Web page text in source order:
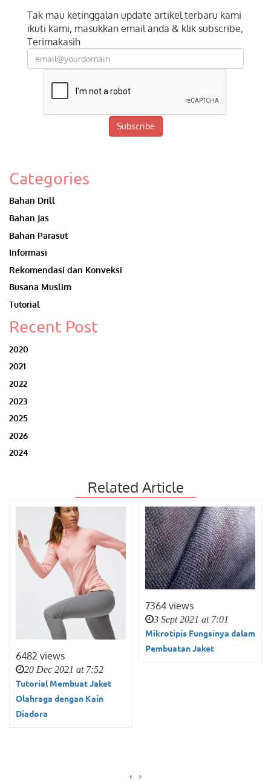
Tak mau ketinggalan update artikel terbaru kami
ikuti kami, masukkan email anda & klik subscribe,
Terimakasih
Subscribe
Categories
Bahan Drill
Bahan Jas
Bahan Parasut
Informasi
Rekomendasi dan Konveksi
Busana Muslim
Tutorial
Recent Post
2020
2021
2022
2023
2025
2026
2024
Related Article
6482 views
20 Dec 2021 at 7:52
Tutorial Membuat Jaket
Olahraga dengan Kain
Diadora
7364 views
3 Sept 2021 at 7:01
Mikrotipis Fungsinya dalam
Pembuatan Jaket
‹ ›